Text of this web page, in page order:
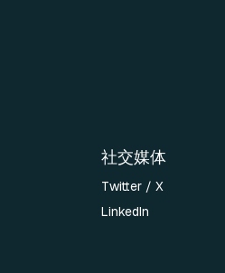
社交媒体
Twitter / X
LinkedIn